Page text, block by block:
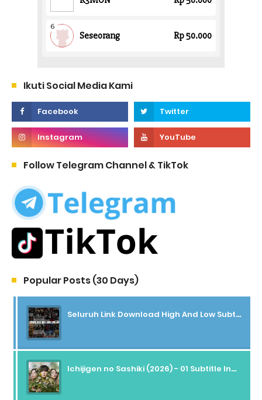
Ikuti Social Media Kami
Follow Telegram Channel & TikTok
Popular Posts (30 Days)
Seluruh Link Download High And Low Subtitle Indonesia
Ichijigen no Sashiki (2026) - 01 Subtitle Indonesia